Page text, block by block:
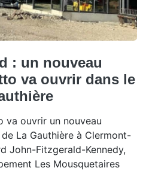
: un nouveau
va ouvrir dans le
va ouvrir un nouveau
La Gauthière à Clermont-
John-Fitzgerald-Kennedy,
Les Mousquetaires